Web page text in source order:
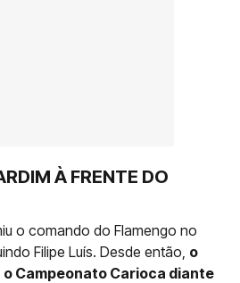
À FRENTE DO
o comando do Flamengo no
Filipe Luís. Desde então, o
Campeonato Carioca diante